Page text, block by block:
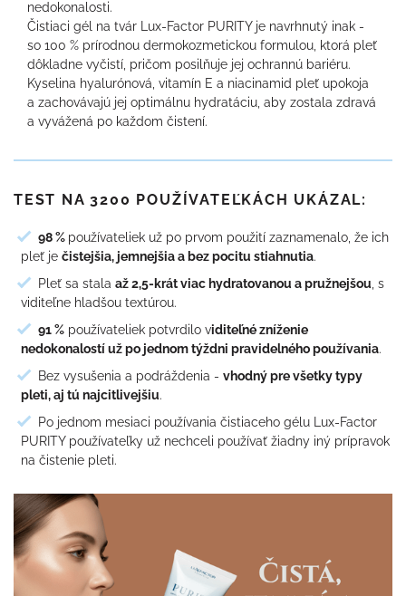
nedokonalosti.
Čistiaci gél na tvár Lux-Factor PURITY je navrhnutý inak -
so 100 % prírodnou dermokozmetickou formulou, ktorá pleť
dôkladne vyčistí, pričom posilňuje jej ochrannú bariéru.
Kyselina hyalurónová, vitamín E a niacinamid pleť upokoja
a zachovávajú jej optimálnu hydratáciu, aby zostala zdravá
a vyvážená po každom čistení.
TEST NA 3200 POUŽÍVATEĽKÁCH UKÁZAL:
98 % používateliek už po prvom použití zaznamenalo, že ich
pleť je čistejšia, jemnejšia a bez pocitu stiahnutia.
Pleť sa stala až 2,5-krát viac hydratovanou a pružnejšou , s
viditeľne hladšou textúrou.
91 %používateliek potvrdilo viditeľné zníženie
nedokonalostí už po jednom týždni pravidelného používania.
Bez vysušenia a podráždenia - vhodný pre všetky typy
pleti, aj tú najcitlivejšiu.
Po jednom mesiaci používania čistiaceho gélu Lux-Factor
PURITY používateľky už nechceli používať žiadny iný prípravok
na čistenie pleti.